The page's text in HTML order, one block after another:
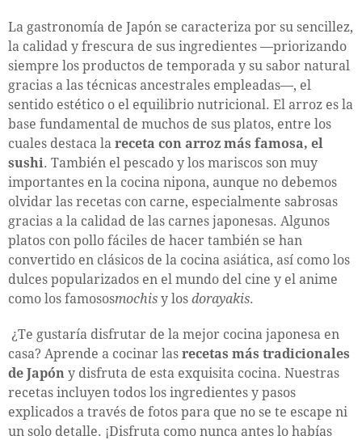
La gastronomía de Japón se caracteriza por su sencillez,
la calidad y frescura de sus ingredientes —priorizando
siempre los productos de temporada y su sabor natural
gracias a las técnicas ancestrales empleadas—, el
sentido estético o el equilibrio nutricional. El arroz es la
base fundamental de muchos de sus platos, entre los
cuales destaca la receta con arroz más famosa, el
sushi. También el pescado y los mariscos son muy
importantes en la cocina nipona, aunque no debemos
olvidar las recetas con carne, especialmente sabrosas
gracias a la calidad de las carnes japonesas. Algunos
platos con pollo fáciles de hacer también se han
convertido en clásicos de la cocina asiática, así como los
dulces popularizados en el mundo del cine y el anime
como los famososmochis y los dorayakis.
¿Te gustaría disfrutar de la mejor cocina japonesa en
casa? Aprende a cocinar las recetas más tradicionales
de Japón y disfruta de esta exquisita cocina. Nuestras
recetas incluyen todos los ingredientes y pasos
explicados a través de fotos para que no se te escape ni
un solo detalle. ¡Disfruta como nunca antes lo habías